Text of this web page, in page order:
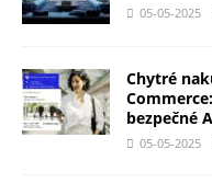
05-05-2025
Chytré
bezpečné
05-05-2025